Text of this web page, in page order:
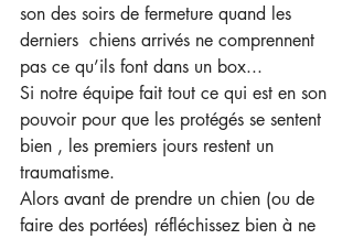
son des soirs de fermeture quand les
derniers  chiens arrivés ne comprennent
pas ce qu’ils font dans un box...
Si notre équipe fait tout ce qui est en son
pouvoir pour que les protégés se sentent
bien , les premiers jours restent un
traumatisme.
Alors avant de prendre un chien (ou de
faire des portées) réfléchissez bien à ne